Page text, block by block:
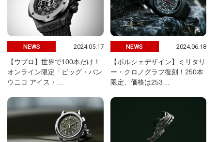
NEWS 2024.05.17
【ウブロ】世界で100本だけ！
オンライン限定「ビッグ・バン
ウニコ アイス・…
NEWS 2024.06.18
【ポルシェデザイン】ミリタリ
ー・クロノグラフ復刻！250本
限定、価格は253…